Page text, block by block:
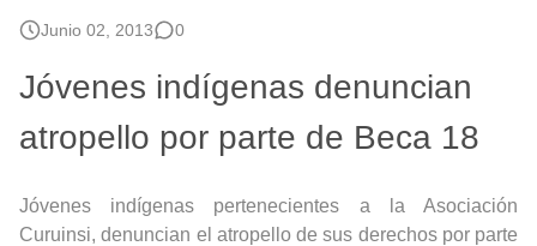
Junio 02, 2013 0
Jóvenes indígenas denuncian
atropello por parte de Beca 18
Jóvenes indígenas pertenecientes a la Asociación
Curuinsi, denuncian el atropello de sus derechos por parte